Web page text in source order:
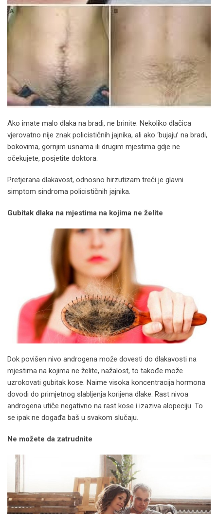
Ako imate malo dlaka na bradi, ne brinite. Nekoliko dlačica
vjerovatno nije znak policističnih jajnika, ali ako ‘bujaju’ na bradi,
bokovima, gornjim usnama ili drugim mjestima gdje ne
očekujete, posjetite doktora.
Pretjerana dlakavost, odnosno hirzutizam treći je glavni
simptom sindroma policističnih jajnika.
Gubitak dlaka na mjestima na kojima ne želite
Dok povišen nivo androgena može dovesti do dlakavosti na
mjestima na kojima ne želite, nažalost, to takođe može
uzrokovati gubitak kose. Naime visoka koncentracija hormona
dovodi do primjetnog slabljenja korijena dlake. Rast nivoa
androgena utiče negativno na rast kose i izaziva alopeciju. To
se ipak ne događa baš u svakom slučaju.
Ne možete da zatrudnite